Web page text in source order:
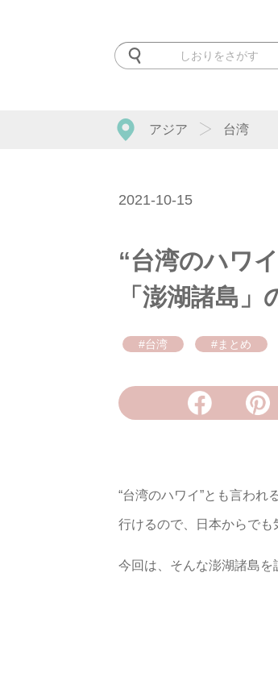
アジア 台湾
2021-10-15
“台湾のハワ
「澎湖諸島
#台湾 #まとめ
“台湾のハワイ”とも言わ
行けるので、日本からでも
今回は、そんな澎湖諸島を